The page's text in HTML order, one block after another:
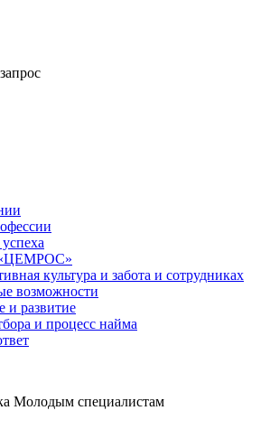
культура и забота и сотрудниках
возможности
и развитие
и процесс найма
Молодым специалистам